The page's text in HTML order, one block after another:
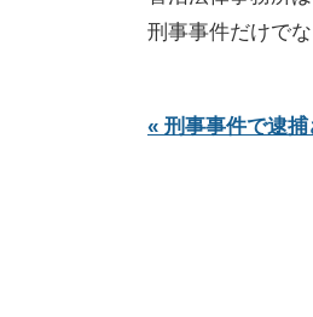
刑事事件だけで
« 刑事事件で逮